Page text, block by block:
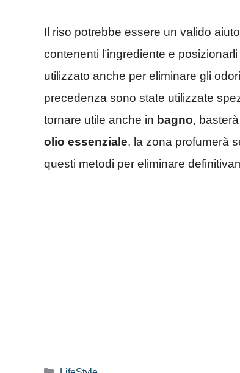
Il riso potrebbe essere un valido
contenenti l’ingrediente e
utilizzato anche per eliminare gli
precedenza sono state utilizzate
tornare utile anche in bagno,
olio essenziale, la zona profumerà
questi metodi per eliminare